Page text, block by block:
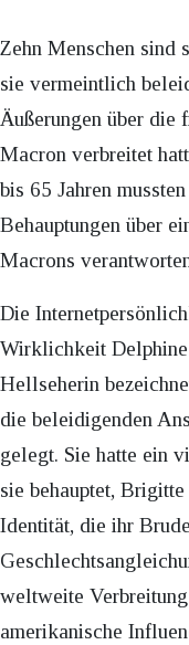
Zehn Menschen sind
sie vermeintlich
Äußerungen über die
Macron verbreitet
bis 65 Jahren
Behauptungen über
Macrons
Die
Wirklichkeit Delphine
Hellseherin
die beleidigenden
gelegt. Sie hatte ein
sie behauptet,
Identität, die ihr
weltweite
amerikanische